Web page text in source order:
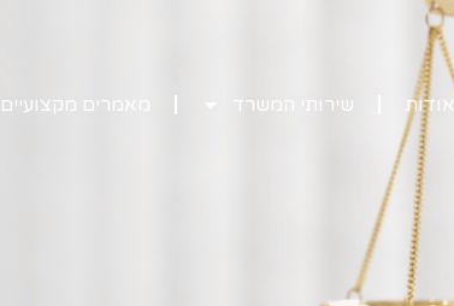
אודות שירותי המשרד מאמרים מקצועיים